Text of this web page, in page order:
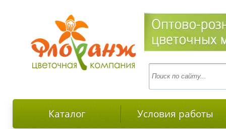
Каталог Условия работы